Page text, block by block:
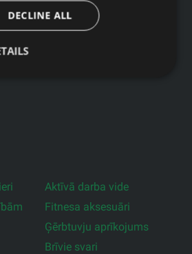
jaunumiem
Aktīvā darba vide
Fitnesa aksesuāri
Ģērbtuvju aprīkojums
Brīvie svari
DECLINE ALL